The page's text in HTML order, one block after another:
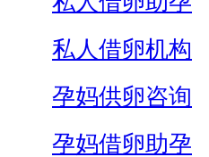
私人借卵机构
孕妈供卵咨询
孕妈借卵助孕